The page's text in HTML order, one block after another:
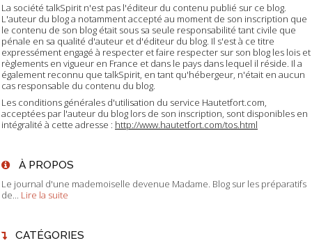
La société talkSpirit n'est pas l'éditeur du contenu publié sur ce blog.
L'auteur du blog a notamment accepté au moment de son inscription que
le contenu de son blog était sous sa seule responsabilité tant civile que
pénale en sa qualité d'auteur et d'éditeur du blog. Il s'est à ce titre
expressément engagé à respecter et faire respecter sur son blog les lois et
règlements en vigueur en France et dans le pays dans lequel il réside. Il a
également reconnu que talkSpirit, en tant qu'hébergeur, n'était en aucun
cas responsable du contenu du blog.
Les conditions générales d'utilisation du service Hautetfort.com,
acceptées par l'auteur du blog lors de son inscription, sont disponibles en
intégralité à cette adresse : http://www.hautetfort.com/tos.html
À PROPOS
Le journal d'une mademoiselle devenue Madame. Blog sur les préparatifs
de...
Lire la suite
CATÉGORIES